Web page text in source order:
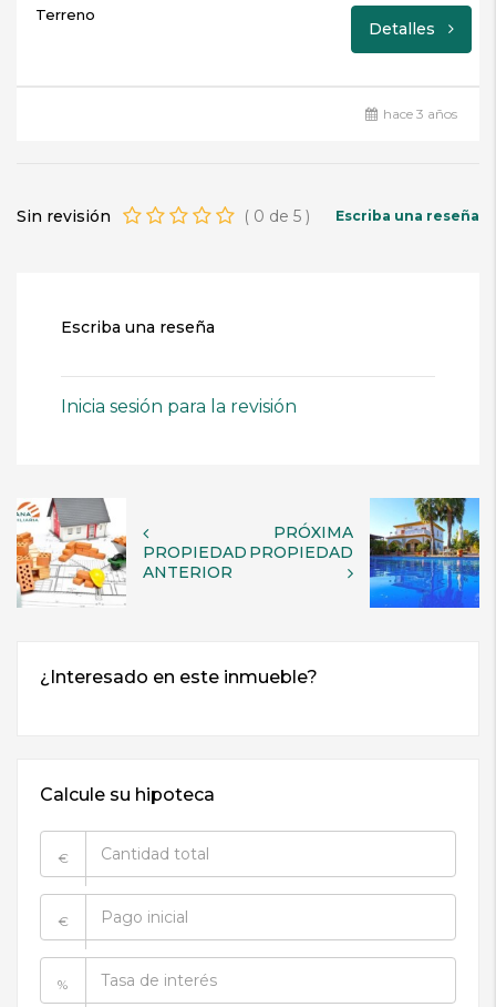
Terreno
Detalles
hace 3 años
Sin revisión ( 0 de 5 ) Escriba una reseña
Escriba una reseña
Inicia sesión para la revisión
PROPIEDAD
ANTERIOR
PRÓXIMA
PROPIEDAD
Calcule su hipoteca
€
€
%